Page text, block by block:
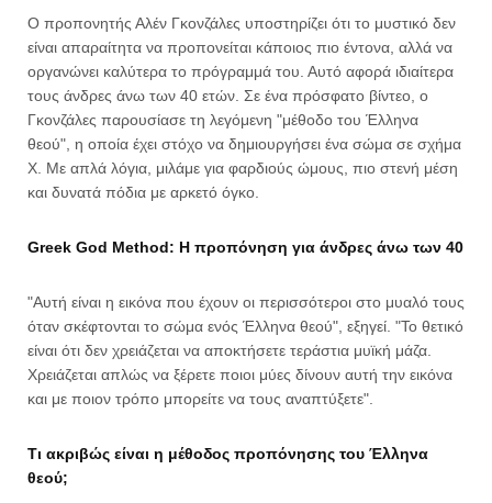
Ο προπονητής Αλέν Γκονζάλες υποστηρίζει ότι το μυστικό δεν
είναι απαραίτητα να προπονείται κάποιος πιο έντονα, αλλά να
οργανώνει καλύτερα το πρόγραμμά του. Αυτό αφορά ιδιαίτερα
τους άνδρες άνω των 40 ετών. Σε ένα πρόσφατο βίντεο, ο
Γκονζάλες παρουσίασε τη λεγόμενη "μέθοδο του Έλληνα
θεού", η οποία έχει στόχο να δημιουργήσει ένα σώμα σε σχήμα
Χ. Με απλά λόγια, μιλάμε για φαρδιούς ώμους, πιο στενή μέση
και δυνατά πόδια με αρκετό όγκο.
Greek God Method: Η προπόνηση για άνδρες άνω των 40
"Αυτή είναι η εικόνα που έχουν οι περισσότεροι στο μυαλό τους
όταν σκέφτονται το σώμα ενός Έλληνα θεού", εξηγεί. "Το θετικό
είναι ότι δεν χρειάζεται να αποκτήσετε τεράστια μυϊκή μάζα.
Χρειάζεται απλώς να ξέρετε ποιοι μύες δίνουν αυτή την εικόνα
και με ποιον τρόπο μπορείτε να τους αναπτύξετε".
Τι ακριβώς είναι η μέθοδος προπόνησης του Έλληνα
θεού;